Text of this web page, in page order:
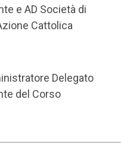
e AD Società di
Cattolica
Delegato
del Corso